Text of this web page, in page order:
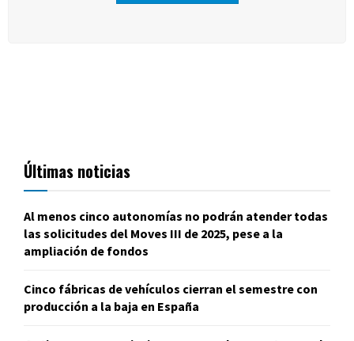
Últimas noticias
Al menos cinco autonomías no podrán atender todas
las solicitudes del Moves III de 2025, pese a la
ampliación de fondos
Cinco fábricas de vehículos cierran el semestre con
producción a la baja en España